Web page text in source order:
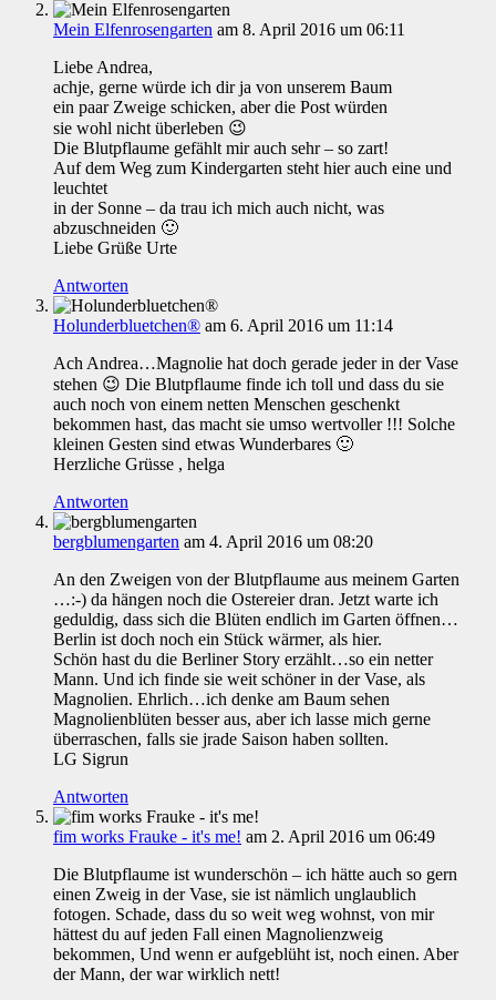
Mein Elfenrosengarten am 8. April 2016 um 06:11
Liebe Andrea,
achje, gerne würde ich dir ja von unserem Baum
ein paar Zweige schicken, aber die Post würden
sie wohl nicht überleben 😉
Die Blutpflaume gefählt mir auch sehr – so zart!
Auf dem Weg zum Kindergarten steht hier auch eine und
leuchtet
in der Sonne – da trau ich mich auch nicht, was
abzuschneiden 🙂
Liebe Grüße Urte
Antworten
Holunderbluetchen® am 6. April 2016 um 11:14
Ach Andrea…Magnolie hat doch gerade jeder in der Vase
stehen 😉 Die Blutpflaume finde ich toll und dass du sie
auch noch von einem netten Menschen geschenkt
bekommen hast, das macht sie umso wertvoller !!! Solche
kleinen Gesten sind etwas Wunderbares 🙂
Herzliche Grüsse , helga
Antworten
bergblumengarten am 4. April 2016 um 08:20
An den Zweigen von der Blutpflaume aus meinem Garten
…:-) da hängen noch die Ostereier dran. Jetzt warte ich
geduldig, dass sich die Blüten endlich im Garten öffnen…
Berlin ist doch noch ein Stück wärmer, als hier.
Schön hast du die Berliner Story erzählt…so ein netter
Mann. Und ich finde sie weit schöner in der Vase, als
Magnolien. Ehrlich…ich denke am Baum sehen
Magnolienblüten besser aus, aber ich lasse mich gerne
überraschen, falls sie jrade Saison haben sollten.
LG Sigrun
Antworten
fim works Frauke - it's me! am 2. April 2016 um 06:49
Die Blutpflaume ist wunderschön – ich hätte auch so gern
einen Zweig in der Vase, sie ist nämlich unglaublich
fotogen. Schade, dass du so weit weg wohnst, von mir
hättest du auf jeden Fall einen Magnolienzweig
bekommen, Und wenn er aufgeblüht ist, noch einen. Aber
der Mann, der war wirklich nett!